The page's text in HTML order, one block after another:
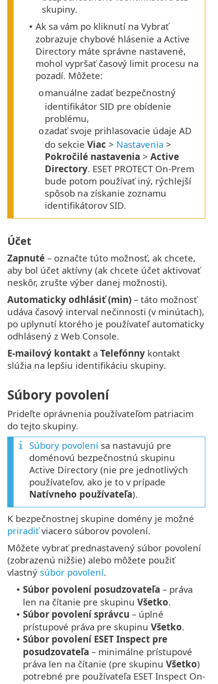
skupiny.
• Ak sa vám po kliknutí na Vybrať
zobrazuje chybové hlásenie a Active
Directory máte správne nastavené,
mohol vypršať časový limit procesu na
pozadí. Môžete:
omanuálne zadať bezpečnostný
identifikátor SID pre obídenie
problému,
ozadať svoje prihlasovacie údaje AD
do sekcie Viac > Nastavenia >
Pokročilé nastavenia > Active
Directory. ESET PROTECT On-Prem
bude potom používať iný, rýchlejší
spôsob na získanie zoznamu
identifikátorov SID.
Účet
Zapnuté – označte túto možnosť, ak chcete,
aby bol účet aktívny (ak chcete účet aktivovať
neskôr, zrušte výber danej možnosti).
Automaticky odhlásiť (min) – táto možnosť
udáva časový interval nečinnosti (v minútach),
po uplynutí ktorého je používateľ automaticky
odhlásený z Web Console.
E-mailový kontakt a Telefónny kontakt
slúžia na lepšiu identifikáciu skupiny.
Súbory povolení
Prideľte oprávnenia používateľom patriacim
do tejto skupiny.
Súbory povolení sa nastavujú pre
doménovú bezpečnostnú skupinu
Active Directory (nie pre jednotlivých
používateľov, ako je to v prípade
Natívneho používateľa).
K bezpečnostnej skupine domény je možné
priradiťviacero súborov povolení.
Môžete vybrať prednastavený súbor povolení
(zobrazenú nižšie) alebo môžete použiť
vlastný súbor povolení.
• Súbor povolení posudzovateľa – práva
len na čítanie pre skupinu Všetko.
• Súbor povolení správcu – úplné
prístupové práva pre skupinu Všetko.
• Súbor povolení ESET Inspect pre
posudzovateľa – minimálne prístupové
práva len na čítanie (pre skupinu Všetko)
potrebné pre používateľa ESET Inspect On-